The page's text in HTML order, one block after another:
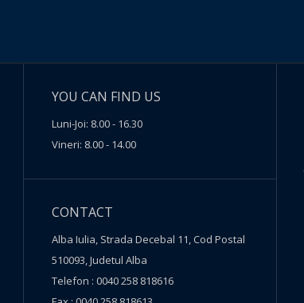
YOU CAN FIND US
Luni-Joi: 8.00 - 16.30
Vineri: 8.00 - 14.00
CONTACT
Alba Iulia, Strada Decebal 11, Cod Postal
510093, Judetul Alba
Telefon : 0040 258 818616